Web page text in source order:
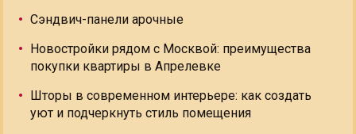
Сэндвич-панели арочные
Новостройки рядом с Москвой: преимущества
покупки квартиры в Апрелевке
Шторы в современном интерьере: как создать
уют и подчеркнуть стиль помещения